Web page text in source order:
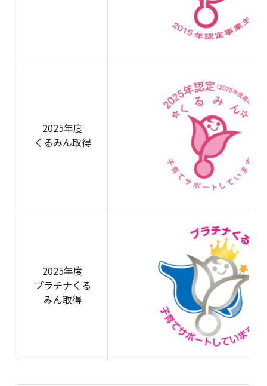
2025年度
くるみん取得
2025年度
プラチナくる
みん取得